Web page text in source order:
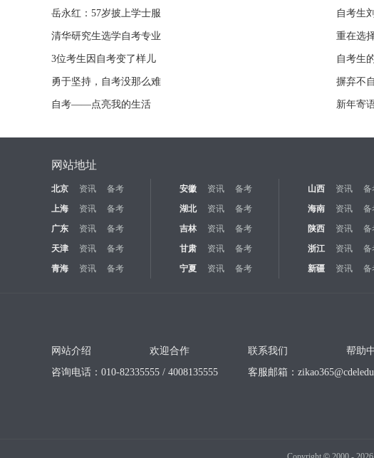
岳永红：57岁披上学士服 自考生
清华研究生选学自考专业 重在选
3位考生因自考变了样儿 自考生
勇于坚持，自考没那么难 摒弃不
自考——点亮我的生活 新年寄
网站地址
北京 资讯 备考 安徽 资讯 备考 山西 资讯 备
上海
资讯 备考 湖北 资讯 备考 海南 资讯 备
广东
资讯 备考 吉林 资讯 备考 陕西 资讯 备
天津
资讯 备考 甘肃 资讯 备考 浙江 资讯 备
青海
资讯 备考 宁夏 资讯 备考 新疆 资讯 备
网站介绍 欢迎合作 联系我们
帮助
咨询电话：010-82335555 / 4008135555
客服邮箱：